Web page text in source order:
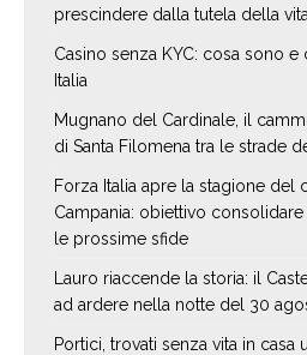
prescindere dalla tutela della
Casino senza KYC: cosa sono
Italia
Mugnano del Cardinale, il
di Santa Filomena tra le strade
Forza Italia apre la stagione del
Campania: obiettivo
le prossime sfide
Lauro riaccende la storia: il
ad ardere nella notte del 30
Portici, trovati senza vita in casa